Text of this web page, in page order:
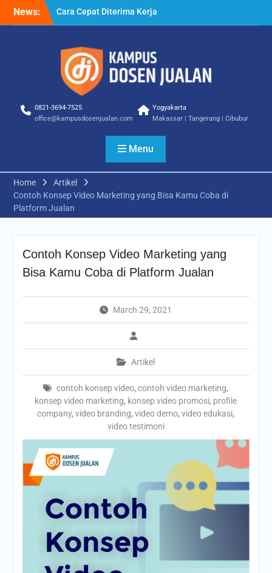
News:
Anda Terapkan
Pencari Kerja
Cara Dapat Pekerjaan –
Langkah Praktis untuk
Memperbesar Peluang
Kerja
0821-3694-7525
office@kampusdosenjualan.com
Yogyakarta
Makassar | Tangerang | Cibubur
Menu
Home
Artikel
Contoh Konsep Video Marketing yang Bisa Kamu Coba di
Platform Jualan
Contoh Konsep Video Marketing yang
Bisa Kamu Coba di Platform Jualan
March 29, 2021
Artikel
contoh konsep video,contoh video marketing,
konsep video marketing, konsep video promosi, profile
company,video branding,video demo,video edukasi,
video testimoni